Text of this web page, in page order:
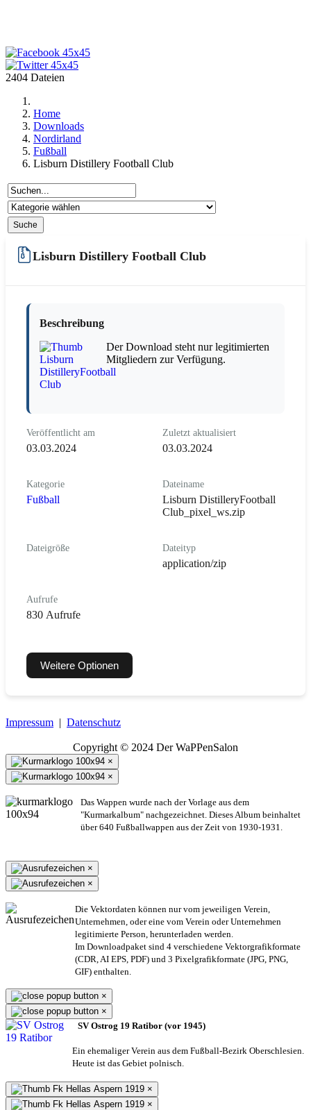
2404 Dateien
Home
Downloads
Nordirland
Fußball
Lisburn Distillery Football Club
Lisburn Distillery Football Club
Beschreibung
Der Download steht nur legitimierten
Mitgliedern zur Verfügung.
Veröffentlicht am
03.03.2024
Zuletzt aktualisiert
03.03.2024
Kategorie
Fußball
Dateiname
Lisburn DistilleryFootball
Club_pixel_ws.zip
Dateigröße Dateityp
application/zip
Aufrufe
830 Aufrufe
Weitere Optionen
Impressum | Datenschutz
Copyright © 2024 Der WaPPenSalon
×
×
Das Wappen wurde nach der Vorlage aus dem
"Kurmarkalbum" nachgezeichnet. Dieses Album beinhaltet
über 640 Fußballwappen aus der Zeit von 1930-1931.
×
×
Die Vektordaten können nur vom jeweiligen Verein,
Unternehmen, oder eine vom Verein oder Unternehmen
legitimierte Person, herunterladen werden.
Im Downloadpaket sind 4 verschiedene Vektorgrafikformate
(CDR, AI EPS, PDF) und 3 Pixelgrafikformate (JPG, PNG,
GIF) enthalten.
×
×
SV Ostrog 19 Ratibor (vor 1945)
Ein ehemaliger Verein aus dem Fußball-Bezirk Oberschlesien.
Heute ist das Gebiet polnisch.
×
×